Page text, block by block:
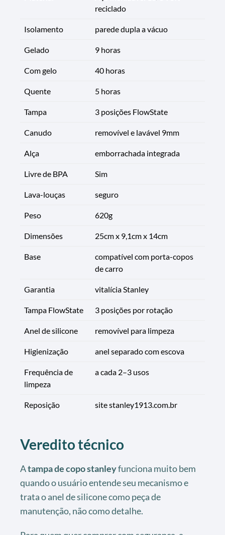
reciclado
Isolamento parede dupla a vácuo
Gelado 9 horas
Com gelo 40 horas
Quente 5 horas
Tampa 3 posições FlowState
Canudo removível e lavável 9mm
Alça emborrachada integrada
Livre de BPA Sim
Lava-louças seguro
Peso 620g
Dimensões 25cm x 9,1cm x 14cm
Base
compatível com porta-copos
de carro
Garantia vitalícia Stanley
Tampa FlowState 3 posições por rotação
Anel de silicone removível para limpeza
Higienização anel separado com escova
Frequência de
limpeza
a cada 2–3 usos
Reposição site stanley1913.com.br
Veredito técnico
Atampa de copo stanleyfunciona muito bem
quando o usuário entende seu mecanismo e
trata o anel de silicone como peça de
manutenção, não como detalhe.